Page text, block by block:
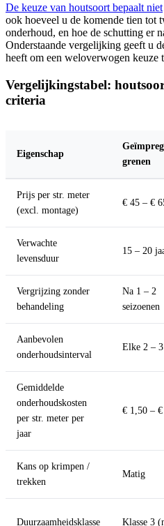
De keuze van houtsoort bepaalt niet
ook hoeveel u de komende tien tot
onderhoud, en hoe de schutting er
Onderstaande vergelijking geeft u
heeft om een weloverwogen keuze
Vergelijkingstabel:
criteria
Eigenschap
grenen
Prijs per str. meter
(excl. montage)
€ 45 – €
Verwachte
levensduur
15 – 20
Vergrijzing zonder
behandeling
Na 1 – 2
seizoenen
Aanbevolen
onderhoudsinterval
Elke 2 –
Gemiddelde
onderhoudskosten
per str. meter per
jaar
€ 1,50 –
Kans op krimpen /
trekken
Matig
Duurzaamheidsklasse
Klasse 3